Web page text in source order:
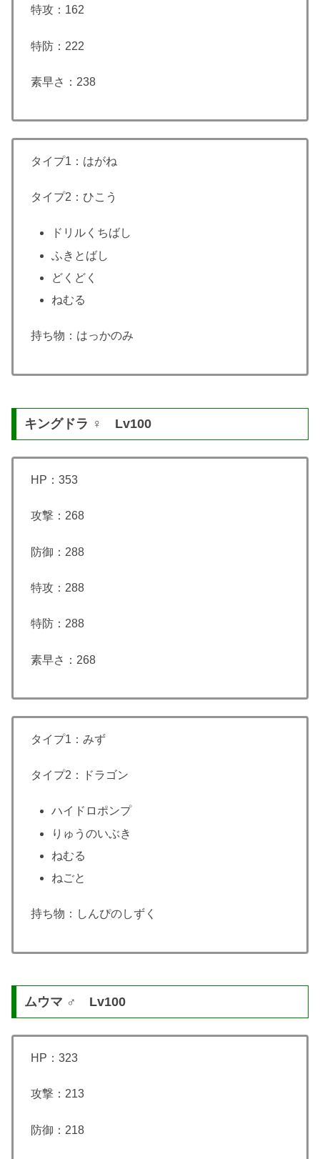
特攻：162
特防：222
素早さ：238
タイプ1：はがね
タイプ2：ひこう
ドリルくちばし
ふきとばし
どくどく
ねむる
持ち物：はっかのみ
キングドラ ♀ Lv100
HP：353
攻撃：268
防御：288
特攻：288
特防：288
素早さ：268
タイプ1：みず
タイプ2：ドラゴン
ハイドロポンプ
りゅうのいぶき
ねむる
ねごと
持ち物：しんぴのしずく
ムウマ ♂ Lv100
HP：323
攻撃：213
防御：218